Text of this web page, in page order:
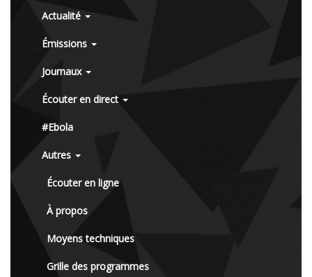
Actualité
Émissions
Journaux
Écouter en direct
#Ebola
Autres
Écouter en ligne
À propos
Moyens techniques
Grille des programmes